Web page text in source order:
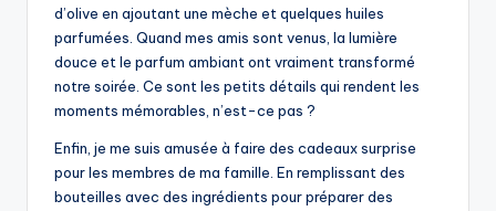
d’olive en ajoutant une mèche et quelques huiles
parfumées. Quand mes amis sont venus, la lumière
douce et le parfum ambiant ont vraiment transformé
notre soirée. Ce sont les petits détails qui rendent les
moments mémorables, n’est-ce pas ?
Enfin, je me suis amusée à faire des cadeaux surprise
pour les membres de ma famille. En remplissant des
bouteilles avec des ingrédients pour préparer des